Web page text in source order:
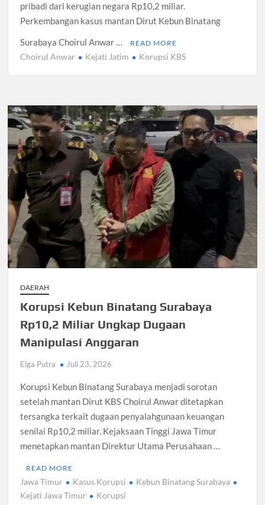
pribadi dari kerugian negara Rp10,2 miliar.
Perkembangan kasus mantan Dirut Kebun Binatang
Surabaya Choirul Anwar …
READ MORE
Choirul Anwar Kejati Jatim Korupsi KBS
DAERAH
Korupsi Kebun Binatang Surabaya
Rp10,2 Miliar Ungkap Dugaan
Manipulasi Anggaran
Elga Putra Juli 23, 2026
Korupsi Kebun Binatang Surabaya menjadi sorotan
setelah mantan Dirut KBS Choirul Anwar ditetapkan
tersangka terkait dugaan penyalahgunaan keuangan
senilai Rp10,2 miliar. Kejaksaan Tinggi Jawa Timur
menetapkan mantan Direktur Utama Perusahaan …
READ MORE
Jawa Timur Kasus Korupsi
Kebun Binatang Surabaya
Kejati Jawa Timur
Korupsi